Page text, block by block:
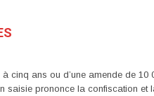
à cinq ans ou d’une amende de
saisie prononce la confiscation